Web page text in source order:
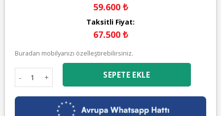
59.600 ₺
Taksitli Fiyat:
67.500 ₺
Buradan mobilyanızı özelleştirebilirsiniz.
SEPETE EKLE